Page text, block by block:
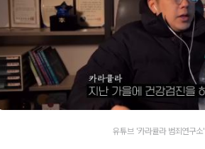
유튜브 '카라큘라 범죄연구소'